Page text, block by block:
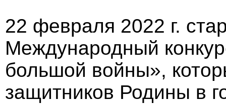
22 февраля 2022 г.
Международный
большой войны»,
защитников Родины в